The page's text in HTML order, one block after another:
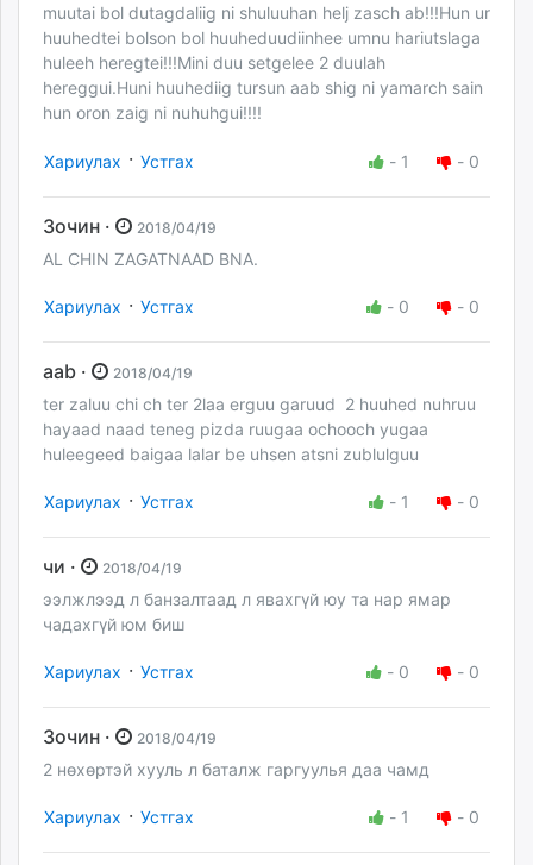
muutai bol dutagdaliig ni shuluuhan helj zasch ab!!!Hun ur
huuhedtei bolson bol huuheduudiinhee umnu hariutslaga
huleeh heregtei!!!Mini duu setgelee 2 duulah
hereggui.Huni huuhediig tursun aab shig ni yamarch sain
hun oron zaig ni nuhuhgui!!!!
Хариулах · Устгах - 1 - 0
Зочин · 2018/04/19
AL CHIN ZAGATNAAD BNA.
Хариулах · Устгах - 0 - 0
aab · 2018/04/19
ter zaluu chi ch ter 2laa erguu garuud 2 huuhed nuhruu
hayaad naad teneg pizda ruugaa ochooch yugaa
huleegeed baigaa lalar be uhsen atsni zublulguu
Хариулах · Устгах - 1 - 0
чи · 2018/04/19
ээлжлээд л банзалтаад л явахгүй юу та нар ямар
чадахгүй юм биш
Хариулах · Устгах - 0 - 0
Зочин · 2018/04/19
2 нөхөртэй хууль л баталж гаргуулья даа чамд
Хариулах · Устгах - 1 - 0